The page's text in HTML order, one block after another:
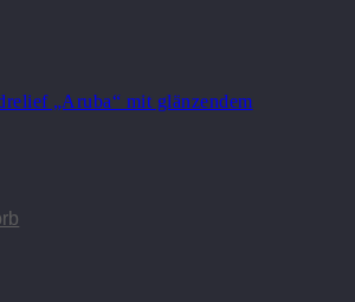
„Aruba“ mit glänzendem